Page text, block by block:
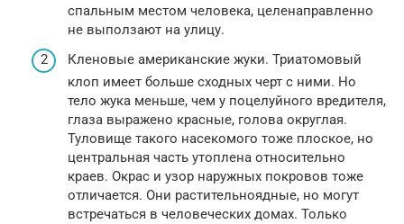
спальным местом человека, целенаправленно
не выползают на улицу.
Кленовые американские жуки. Триатомовый
клоп имеет больше сходных черт с ними. Но
тело жука меньше, чем у поцелуйного вредителя,
глаза выражено красные, голова округлая.
Туловище такого насекомого тоже плоское, но
центральная часть утоплена относительно
краев. Окрас и узор наружных покровов тоже
отличается. Они растительноядные, но могут
встречаться в человеческих домах. Только